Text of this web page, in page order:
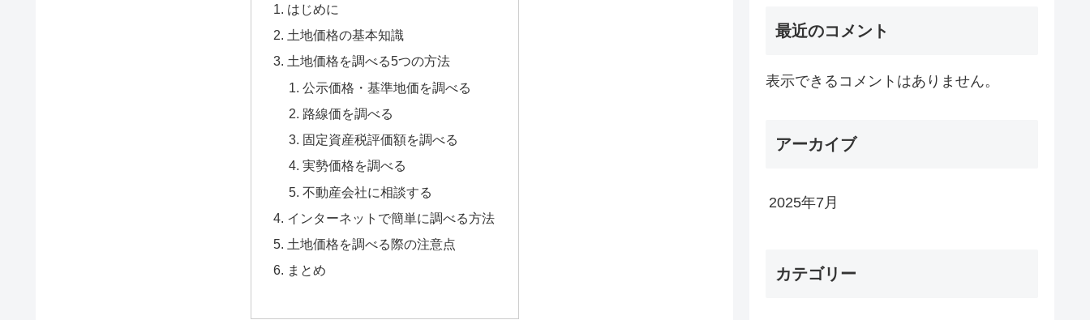
はじめに
土地価格の基本知識
土地価格を調べる5つの方法
公示価格・基準地価を調べる
路線価を調べる
固定資産税評価額を調べる
実勢価格を調べる
不動産会社に相談する
インターネットで簡単に調べる方法
土地価格を調べる際の注意点
まとめ
最近のコメント
表示できるコメントはありません。
アーカイブ
2025年7月
カテゴリー